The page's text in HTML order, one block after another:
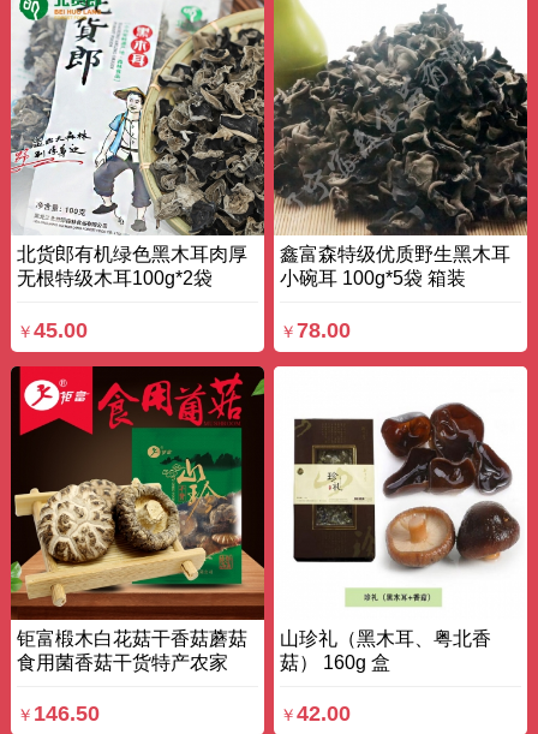
北货郎有机绿色黑木耳肉厚
无根特级木耳100g*2袋
￥ 45.00
鑫富森特级优质野生黑木耳
小碗耳 100g*5袋 箱装
￥78.00
钜富椴木白花菇干香菇蘑菇
食用菌香菇干货特产农家
￥ 146.50
山珍礼（黑木耳、粤北香
菇） 160g 盒
￥42.00